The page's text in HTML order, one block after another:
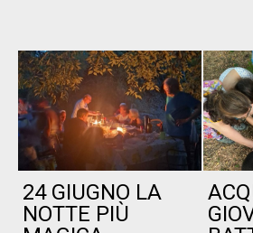
24 GIUGNO LA
NOTTE PIÙ